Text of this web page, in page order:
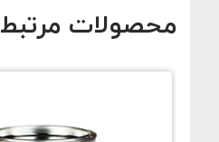
محصولات مرتبط